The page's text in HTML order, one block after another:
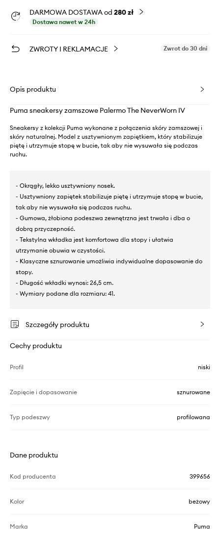
DARMOWA DOSTAWA od 280 zł
Dostawa nawet w 24h
ZWROTY I REKLAMACJE Zwrot do 30 dni
Opis produktu
Puma sneakersy zamszowe Palermo The NeverWorn IV
Sneakersy z kolekcji Puma wykonane z połączenia skóry zamszowej i
skóry naturalnej. Model z usztywnionym zapiętkiem, który stabilizuje
piętę i utrzymuje stopę w bucie, tak aby nie wysuwała się podczas
ruchu.
- Okrągły, lekko usztywniony nosek.
- Usztywniony zapiętek stabilizuje piętę i utrzymuje stopę w bucie,
tak aby nie wysuwała się podczas ruchu.
- Gumowa, żłobiona podeszwa zewnętrzna jest trwała i dba o
dobrą przyczepność.
- Tekstylna wkładka jest komfortowa dla stopy i ułatwia
utrzymanie obuwia w czystości.
- Klasyczne sznurowanie umożliwia indywidualne dopasowanie do
stopy.
- Długość wkładki wynosi: 26,5 cm.
- Wymiary podane dla rozmiaru: 41.
Szczegóły produktu
Cechy produktu
Profil niski
Zapięcie i dopasowanie sznurowane
Typ podeszwy profilowana
Dane produktu
Kod producenta 399656
Kolor beżowy
Marka Puma